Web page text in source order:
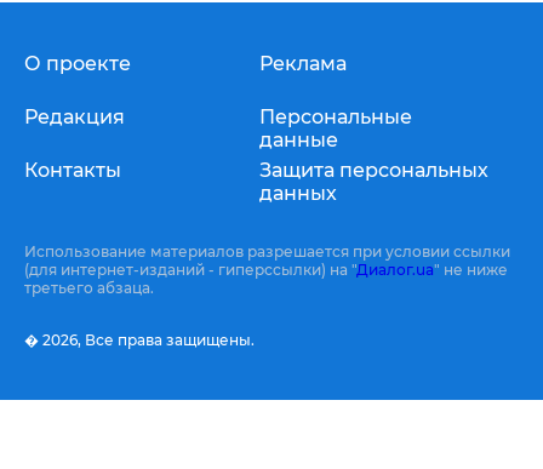
О проекте
Редакция
Контакты
Реклама
Персональные
данные
Защита персональных
данных
Использование материалов разрешается при условии ссылки
(для интернет-изданий - гиперссылки) на "Диалог.ua" не ниже
третьего абзаца.
� 2026, Все права защищены.